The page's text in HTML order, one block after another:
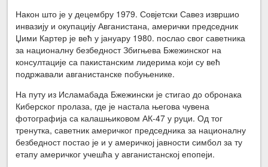
Након што је у децембру 1979. Совјетски Савез извршио
инвазију и окупацију Авганистана, амерички председник
Џими Картер је већ у јануару 1980. послао свог саветника
за националну безбедност Збигњева Бжежинског на
консултације са пакистанским лидерима који су већ
подржавали авганистанске побуњенике.
На путу из Исламабада Бжежински је стигао до обронака
Киберског пролаза, где је настала његова чувена
фотографија са калашњиковом АК-47 у руци. Од тог
тренутка, саветник америчког председника за националну
безбедност постао је и у америчкој јавности симбол за ту
етапу америчког учешћа у авганистанској епопеји.